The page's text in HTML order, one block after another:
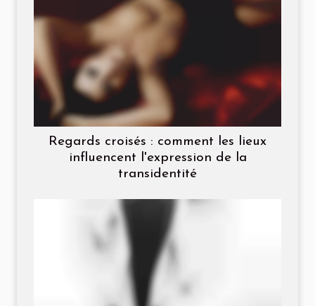
Regards croisés : comment les lieux
influencent l'expression de la
transidentité